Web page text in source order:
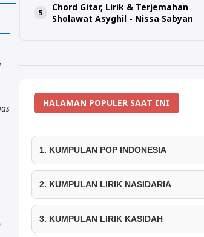
Chord Gitar, Lirik & Terjemahan
Sholawat Asyghil - Nissa Sabyan
HALAMAN POPULER SAAT INI
1. KUMPULAN POP INDONESIA
2. KUMPULAN LIRIK NASIDARIA
3. KUMPULAN LIRIK KASIDAH